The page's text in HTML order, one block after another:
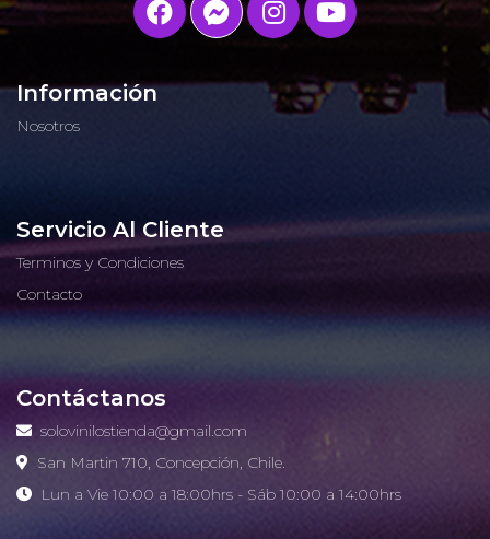
Información
Nosotros
Servicio Al Cliente
Terminos y Condiciones
Contacto
Contáctanos
solovinilostienda@gmail.com
San Martin 710, Concepción, Chile.
Lun a Vie 10:00 a 18:00hrs - Sáb 10:00 a 14:00hrs